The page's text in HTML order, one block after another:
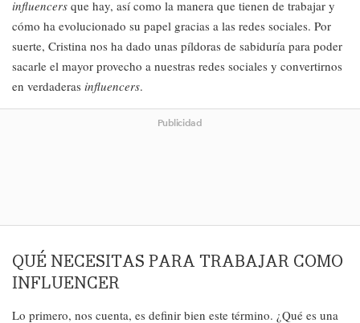
influencers que hay, así como la manera que tienen de trabajar y
cómo ha evolucionado su papel gracias a las redes sociales. Por
suerte, Cristina nos ha dado unas píldoras de sabiduría para poder
sacarle el mayor provecho a nuestras redes sociales y convertirnos
en verdaderas influencers.
Publicidad
QUÉ NECESITAS PARA TRABAJAR COMO
INFLUENCER
Lo primero, nos cuenta, es definir bien este término. ¿Qué es una